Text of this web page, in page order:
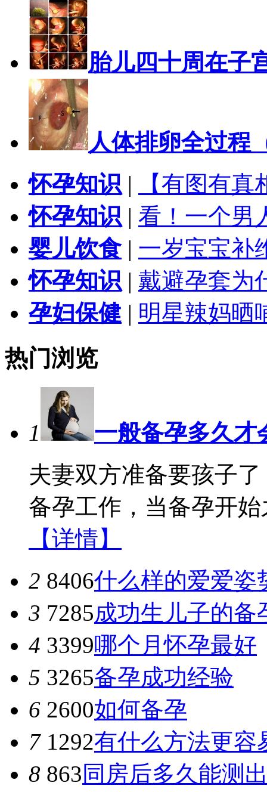
胎儿四十周在子
人体排卵全过程
怀孕知识 |
【有图有
怀孕知识 | 看！一个男
婴儿饮食| 一岁宝宝补
怀孕知识 | 戴避孕套为
孕妇保健 | 明星辣妈晒
热门浏览
1
一般备孕多久才
夫妻双方准备要孩子
备孕工作，当备孕开
【详情】
2 8406什么样的爱爱姿
3 7285成功生儿子的备
4 3399哪个月怀孕最好
5 3265备孕成功经验
6 2600如何备孕
7 1292有什么方法更容
8 863同房后多久能测